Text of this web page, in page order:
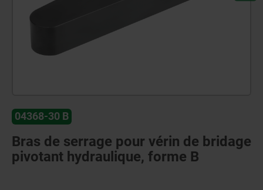
04368-30 B
Bras de serrage pour vérin de bridage
pivotant hydraulique, forme B